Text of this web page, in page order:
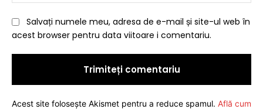
Salvați numele meu, adresa de e-mail și site-ul web în
acest browser pentru data viitoare i comentariu.
Acest site folosește Akismet pentru a reduce spamul. Află cum